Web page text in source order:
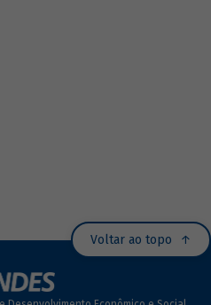
Voltar ao topo